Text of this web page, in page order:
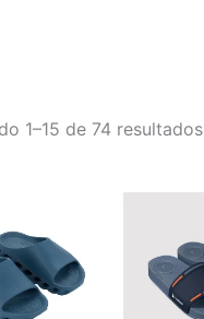
1–15 de 74 resultados